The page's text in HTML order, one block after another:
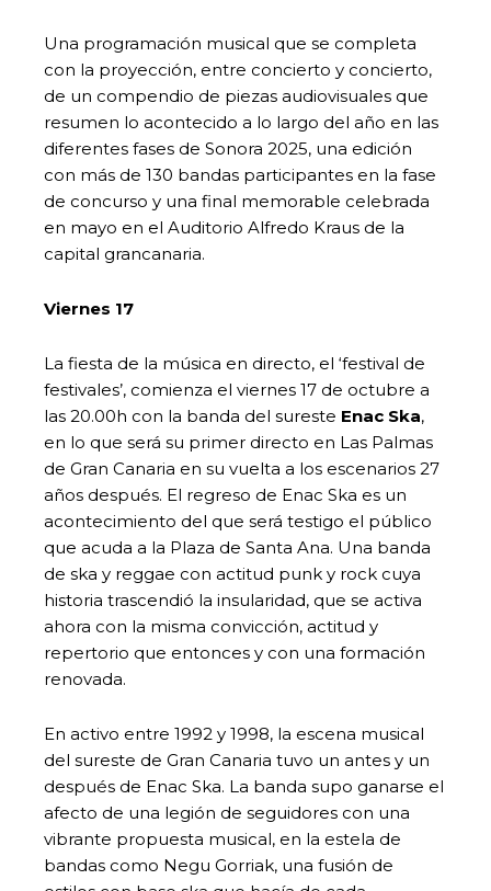
Una programación musical que se completa
con la proyección, entre concierto y concierto,
de un compendio de piezas audiovisuales que
resumen lo acontecido a lo largo del año en las
diferentes fases de Sonora 2025, una edición
con más de 130 bandas participantes en la fase
de concurso y una final memorable celebrada
en mayo en el Auditorio Alfredo Kraus de la
capital grancanaria.
Viernes 17
La fiesta de la música en directo, el ‘festival de
festivales’, comienza el viernes 17 de octubre a
las 20.00h con la banda del sureste Enac Ska,
en lo que será su primer directo en Las Palmas
de Gran Canaria en su vuelta a los escenarios 27
años después. El regreso de Enac Ska es un
acontecimiento del que será testigo el público
que acuda a la Plaza de Santa Ana. Una banda
de ska y reggae con actitud punk y rock cuya
historia trascendió la insularidad, que se activa
ahora con la misma convicción, actitud y
repertorio que entonces y con una formación
renovada.
En activo entre 1992 y 1998, la escena musical
del sureste de Gran Canaria tuvo un antes y un
después de Enac Ska. La banda supo ganarse el
afecto de una legión de seguidores con una
vibrante propuesta musical, en la estela de
bandas como Negu Gorriak, una fusión de